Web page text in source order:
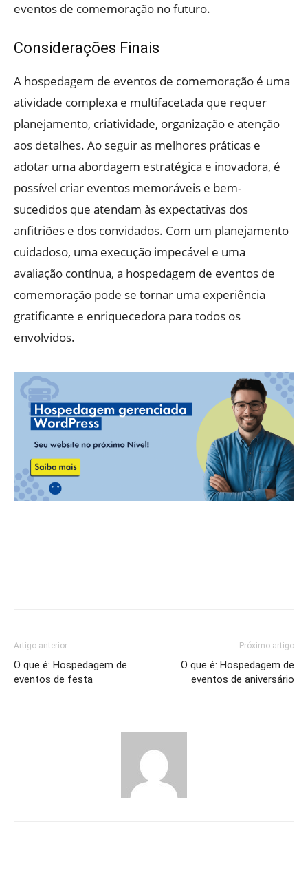
eventos de comemoração no futuro.
Considerações Finais
A hospedagem de eventos de comemoração é uma
atividade complexa e multifacetada que requer
planejamento, criatividade, organização e atenção
aos detalhes. Ao seguir as melhores práticas e
adotar uma abordagem estratégica e inovadora, é
possível criar eventos memoráveis e bem-
sucedidos que atendam às expectativas dos
anfitriões e dos convidados. Com um planejamento
cuidadoso, uma execução impecável e uma
avaliação contínua, a hospedagem de eventos de
comemoração pode se tornar uma experiência
gratificante e enriquecedora para todos os
envolvidos.
Artigo anterior
O que é: Hospedagem de
eventos de festa
Próximo artigo
O que é: Hospedagem de
eventos de aniversário